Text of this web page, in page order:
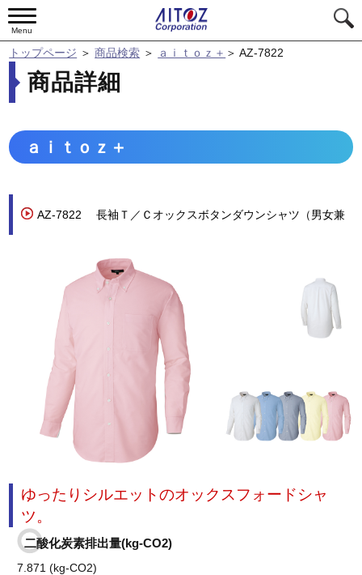
Menu
トップページ ＞商品検索 ＞ ａｉｔｏｚ＋ ＞AZ-7822
商品詳細
ａｉｔｏｚ＋
AZ-7822 長袖Ｔ／Ｃオックスボタンダウンシャツ（男女兼
ゆったりシルエットのオックスフォードシャ
ツ。
二酸化炭素排出量(kg-CO2)
7.871 (kg-CO2)